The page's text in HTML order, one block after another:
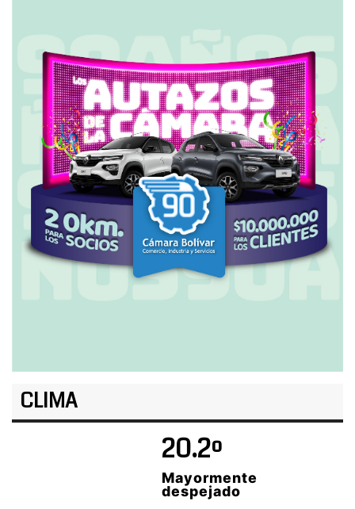
CLIMA
20.2º
Mayormente
despejado